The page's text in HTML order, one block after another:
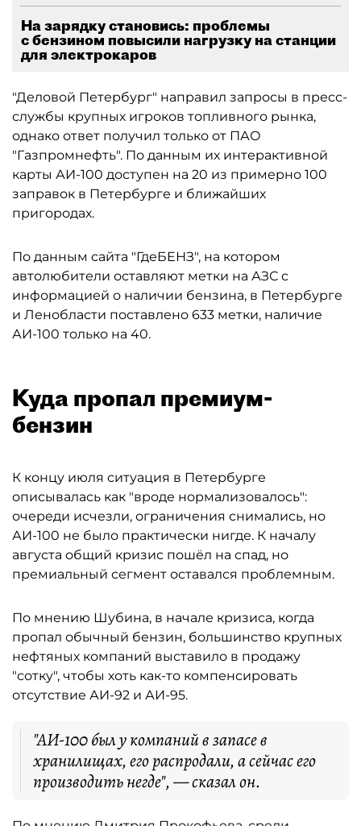
На зарядку становись: проблемы
с бензином повысили нагрузку на станции
для электрокаров
"Деловой Петербург" направил запросы в пресс-
службы крупных игроков топливного рынка,
однако ответ получил только от ПАО
"Газпромнефть". По данным их интерактивной
карты АИ-100 доступен на 20 из примерно 100
заправок в Петербурге и ближайших
пригородах.
По данным сайта "ГдеБЕНЗ", на котором
автолюбители оставляют метки на АЗС с
информацией о наличии бензина, в Петербурге
и Ленобласти поставлено 633 метки, наличие
АИ-100 только на 40.
Куда пропал премиум-
бензин
К концу июля ситуация в Петербурге
описывалась как "вроде нормализовалось":
очереди исчезли, ограничения снимались, но
АИ-100 не было практически нигде. К началу
августа общий кризис пошёл на спад, но
премиальный сегмент оставался проблемным.
По мнению Шубина, в начале кризиса, когда
пропал обычный бензин, большинство крупных
нефтяных компаний выставило в продажу
"сотку", чтобы хоть как-то компенсировать
отсутствие АИ-92 и АИ-95.
"АИ-100 был у компаний в запасе в
хранилищах, его распродали, а сейчас его
производить негде", — сказал он.